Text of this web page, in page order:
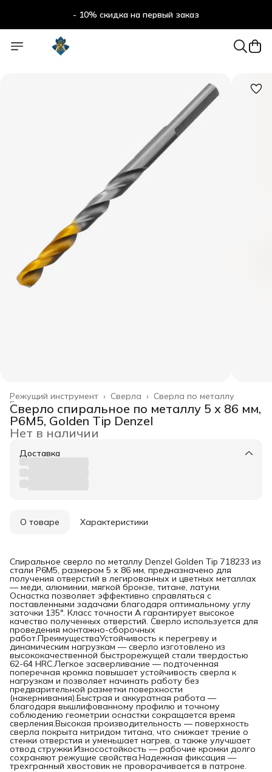
Сверла по металлу
Сверла ›
Режущий инструмент ›
Главная ›
Сверло спиральное по металлу 5 x 86 мм,
Р6М5, Golden Tip Denzel
Нет в наличии
Доставка
О товаре Характеристики
Спиральное сверло по металлу Denzel Golden Tip 718233 из
стали P6M5, размером 5 х 86 мм, предназначено для
получения отверстий в легированных и цветных металлах
— меди, алюминии, мягкой бронзе, титане, латуни.
Оснастка позволяет эффективно справляться с
поставленными задачами благодаря оптимальному углу
заточки 135°. Класс точности A гарантирует высокое
качество полученных отверстий. Сверло используется для
проведения монтажно-сборочных
работ.ПреимуществаУстойчивость к перегреву и
динамическим нагрузкам — сверло изготовлено из
высококачественной быстрорежущей стали твердостью
62-64 HRC.Легкое засверливание — подточенная
поперечная кромка повышает устойчивость сверла к
нагрузкам и позволяет начинать работу без
предварительной разметки поверхности
(накернивания).Быстрая и аккуратная работа —
благодаря вышлифованному профилю и точному
соблюдению геометрии оснастки сокращается время
сверления.Высокая производительность — поверхность
сверла покрыта нитридом титана, что снижает трение о
стенки отверстия и уменьшает нагрев, а также улучшает
отвод стружки.Износостойкость — рабочие кромки долго
сохраняют режущие свойства.Надежная фиксация —
трехгранный хвостовик не проворачивается в патроне.